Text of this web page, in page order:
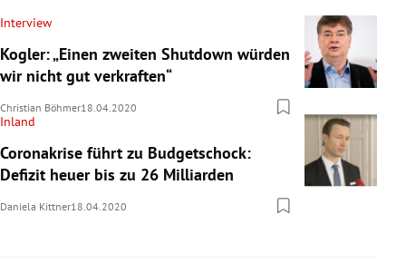
Interview
Kogler: „Einen zweiten Shutdown würden
wir nicht gut verkraften“
Christian Böhmer18.04.2020
Inland
Coronakrise führt zu Budgetschock:
Defizit heuer bis zu 26 Milliarden
Daniela Kittner18.04.2020